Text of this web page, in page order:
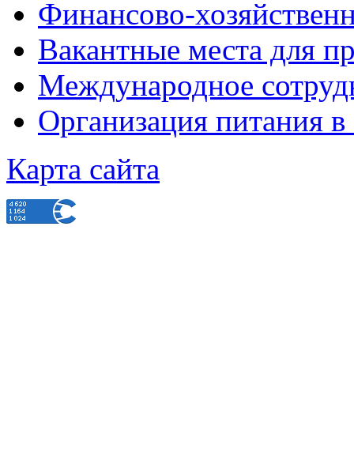
Финансово-
Вакантные места для
Международное
Организация питания в
Карта сайта